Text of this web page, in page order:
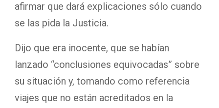
afirmar que dará explicaciones sólo cuando
se las pida la Justicia.
Dijo que era inocente, que se habían
lanzado “conclusiones equivocadas” sobre
su situación y, tomando como referencia
viajes que no están acreditados en la